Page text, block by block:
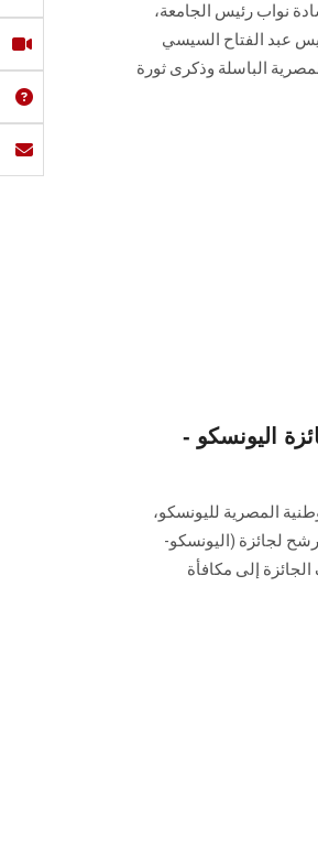
نواب رئيس الجامعة،
عبد الفتاح السيسي
الباسلة وذكرى ثورة
اليونسكو -
المصرية لليونسكو،
لجائزة (اليونسكو-
في العلوم الأساسية لعام 2022 وتهدف الجائزة إلى مكافأة